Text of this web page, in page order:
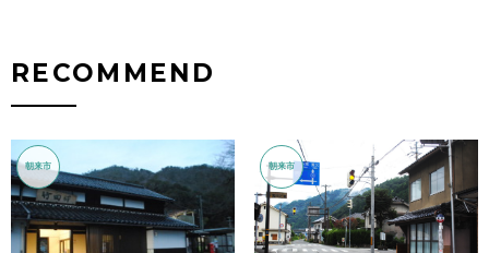
RECOMMEND
朝来市 朝来市